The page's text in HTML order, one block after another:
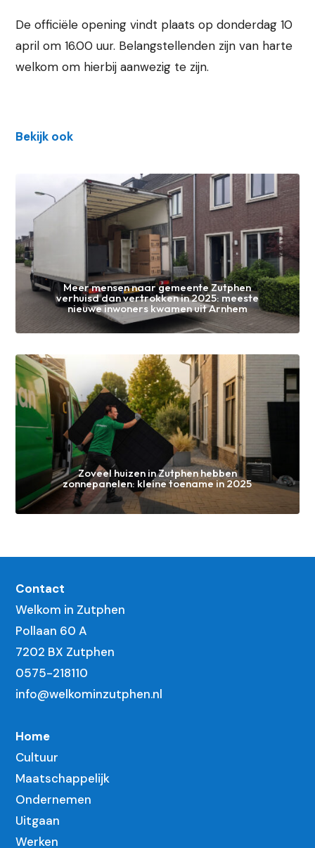
De officiële opening vindt plaats op donderdag 10
april om 16.00 uur. Belangstellenden zijn van harte
welkom om hierbij aanwezig te zijn.
Bekijk ook
Meer mensen naar gemeente Zutphen
verhuisd dan vertrokken in 2025: meeste
nieuwe inwoners kwamen uit Arnhem
Zoveel huizen in Zutphen hebben
zonnepanelen: kleine toename in 2025
Contact
Welkom in Zutphen
Pollaan 60 A
7202 BX Zutphen
0575-218110
info@welkominzutphen.nl
Home
Cultuur
Maatschappelijk
Ondernemen
Uitgaan
Werken